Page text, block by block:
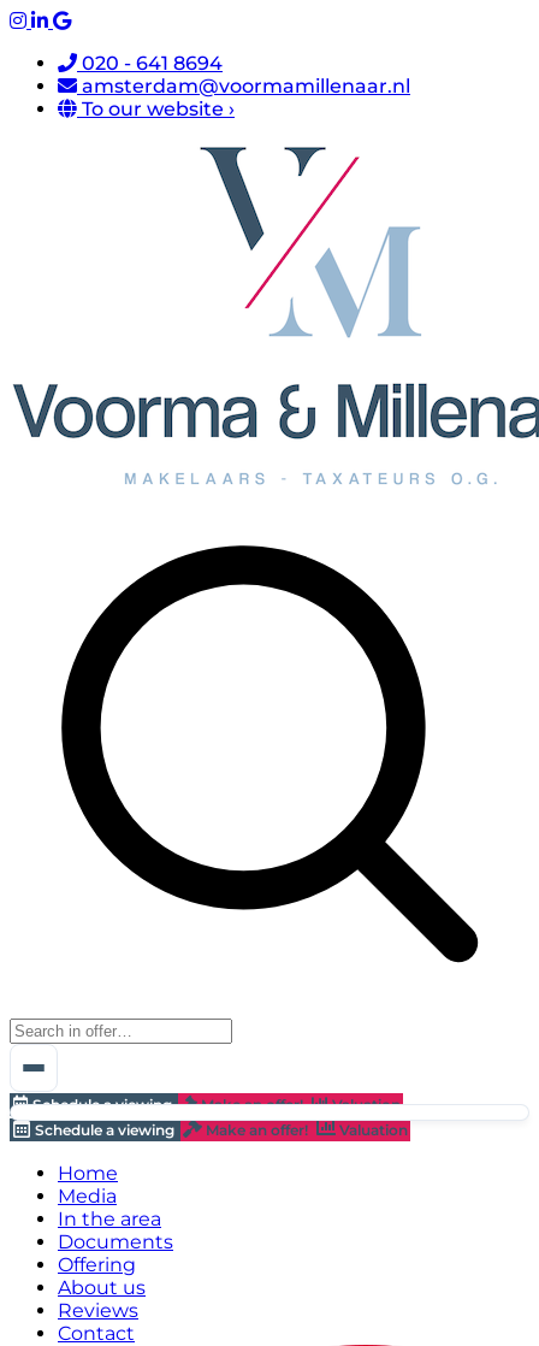
020 - 641 8694
amsterdam@voormamillenaar.nl
To our website ›
Schedule a viewing Make an offer!
Valuation
Schedule a viewing
Make an offer! Valuation
Home
Media
In the area
Documents
Offering
About us
Reviews
Contact